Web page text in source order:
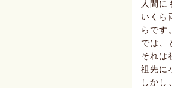
人間に
いくら
らです
では、
それは
祖先に
しかし